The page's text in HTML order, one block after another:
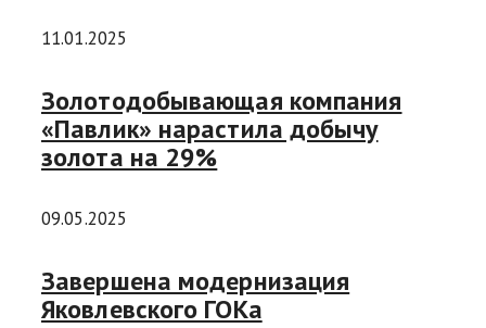
11.01.2025
Золотодобывающая компания
«Павлик» нарастила добычу
золота на 29%
09.05.2025
Завершена модернизация
Яковлевского ГОКа